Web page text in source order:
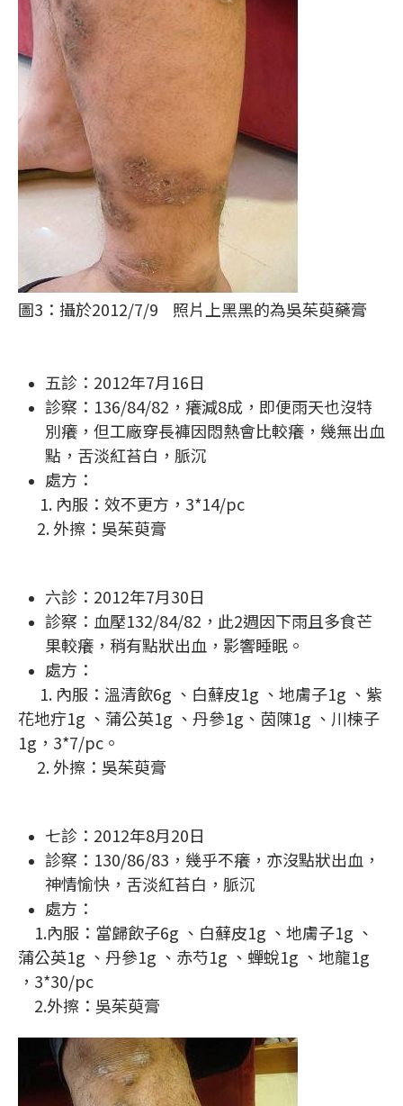
圖3：攝於2012/7/9 照片上黑黑的為吳茱萸藥膏
五診：2012年7月16日
診察：136/84/82，癢減8成，即便雨天也沒特
別癢，但工廠穿長褲因悶熱會比較癢，幾無出血
點，舌淡紅苔白，脈沉
處方：
1. 內服：效不更方，3*14/pc
2. 外擦：吳茱萸膏
六診：2012年7月30日
診察：血壓132/84/82，此2週因下雨且多食芒
果較癢，稍有點狀出血，影響睡眠。
處方：
1. 內服：溫清飲6g 、白蘚皮1g 、地膚子1g 、紫
花地疔1g 、蒲公英1g 、丹參1g、茵陳1g 、川楝子
1g，3*7/pc。
2. 外擦：吳茱萸膏
七診：2012年8月20日
診察：130/86/83，幾乎不癢，亦沒點狀出血，
神情愉快，舌淡紅苔白，脈沉
處方：
1.內服：當歸飲子6g 、白蘚皮1g 、地膚子1g 、
蒲公英1g 、丹參1g 、赤芍1g 、蟬蛻1g 、地龍1g
，3*30/pc
2.外擦：吳茱萸膏